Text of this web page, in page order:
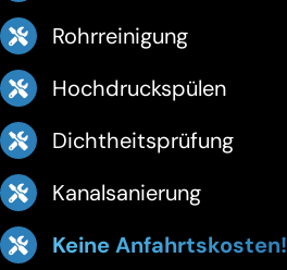
Rohrreinigung
Hochdruckspülen
Dichtheitsprüfung
Kanalsanierung
Keine Anfahrtskosten!